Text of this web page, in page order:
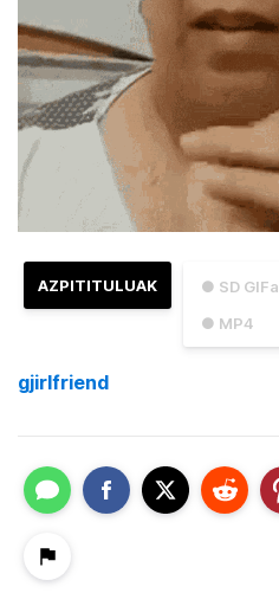
● SD GIFa
● MP4
AZPITITULUAK
gjirlfriend